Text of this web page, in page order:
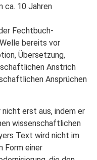
ca. 10 Jahren
Fechtbuch-
bereits vor
Übersetzung,
Anstrich
Ansprüchen
erst aus, indem er
wissenschaftlichen
Text wird nicht im
Form einer